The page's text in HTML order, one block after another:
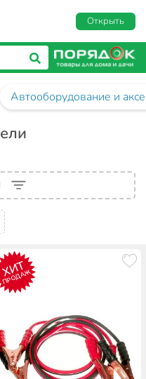
Открыть
Автооборудование и
ХИТ
ПРОДАЖ